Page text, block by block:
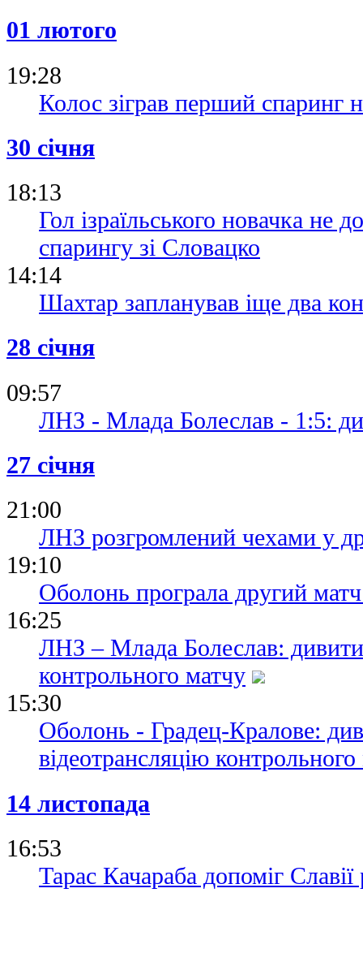
01 лютого
19:28
Колос зіграв перший спаринг
30 січня
18:13
Гол ізраїльського новачка не
спарингу зі Словацко
14:14
Шахтар запланував іще два
28 січня
09:57
ЛНЗ - Млада Болеслав - 1:5:
27 січня
21:00
ЛНЗ розгромлений чехами у
19:10
Оболонь програла другий
16:25
ЛНЗ – Млада Болеслав:
контрольного матчу
15:30
Оболонь - Градец-Кралове:
відеотрансляцію
14 листопада
16:53
Тарас Качараба допоміг